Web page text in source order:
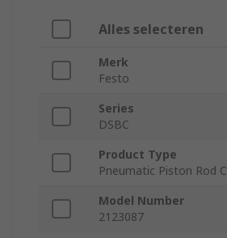
Alles selecteren
Merk
Festo
Series
DSBC
Product Type
Pneumatic Piston Rod
Model Number
2123087